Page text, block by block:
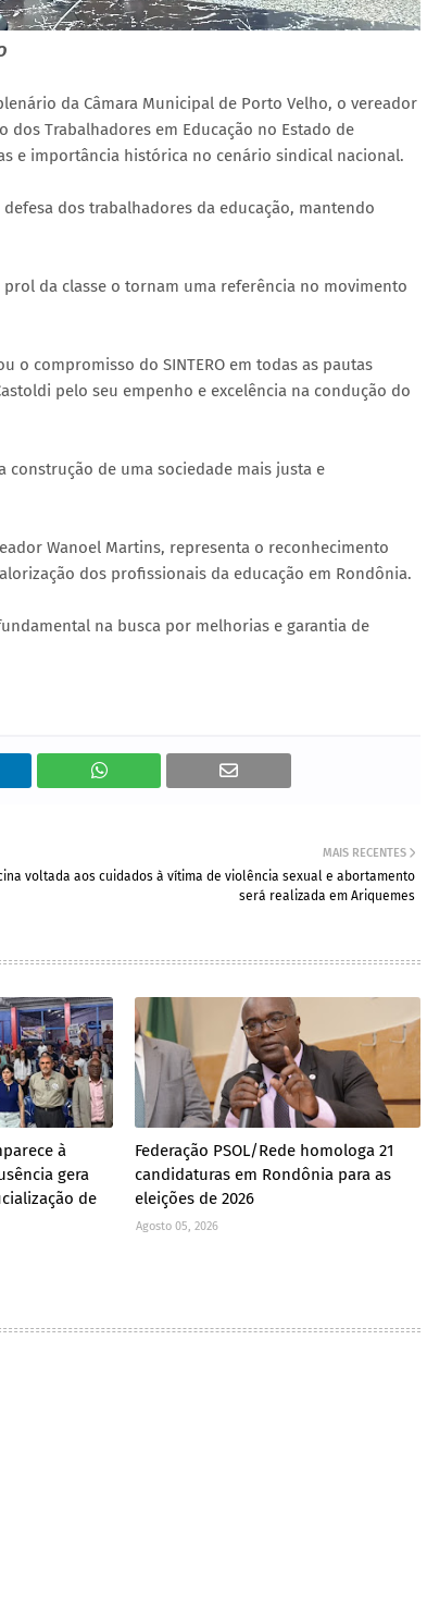
da Câmara Municipal de Porto Velho, o vereador
dos Trabalhadores em Educação no Estado de
e importância histórica no cenário sindical nacional.
dos trabalhadores da educação, mantendo
da classe o tornam uma referência no movimento
o compromisso do SINTERO em todas as pautas
pelo seu empenho e excelência na condução do
construção de uma sociedade mais justa e
Wanoel Martins, representa o reconhecimento
dos profissionais da educação em Rondônia.
na busca por melhorias e garantia de
MAIS RECENTES
voltada aos cuidados à vítima de violência sexual e abortamento
será realizada em Ariquemes
à
gera
de
Federação PSOL/Rede homologa 21
candidaturas em Rondônia para as
eleições de 2026
Agosto 05, 2026